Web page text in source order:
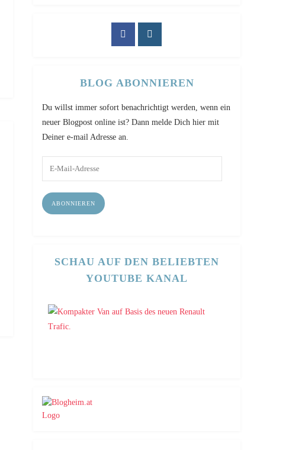
BLOG ABONNIEREN
Du willst immer sofort benachrichtigt werden, wenn ein
neuer Blogpost online ist? Dann melde Dich hier mit
Deiner e-mail Adresse an.
Adresse
ABONNIEREN
SCHAU AUF DEN BELIEBTEN
YOUTUBE KANAL